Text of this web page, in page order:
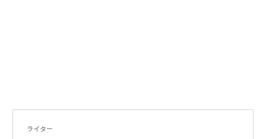
ライター